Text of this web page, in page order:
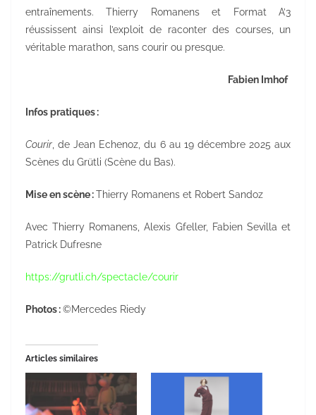
entraînements. Thierry Romanens et Format A’3
réussissent ainsi l’exploit de raconter des courses, un
véritable marathon, sans courir ou presque.
Fabien Imhof
Infos pratiques :
Courir , de Jean Echenoz, du 6 au 19 décembre 2025 aux
Scènes du Grütli (Scène du Bas).
Mise en scène :Thierry Romanens et Robert Sandoz
Avec Thierry Romanens, Alexis Gfeller, Fabien Sevilla et
Patrick Dufresne
https://grutli.ch/spectacle/courir
Photos :©Mercedes Riedy
Articles similaires